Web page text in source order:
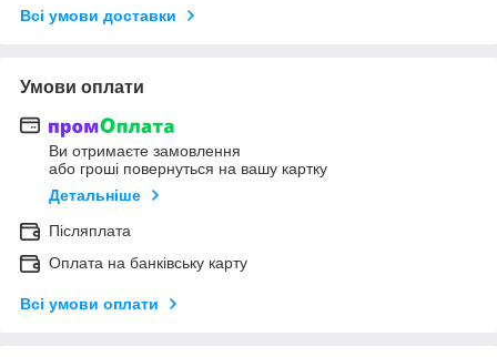
Всі умови доставки
Умови оплати
Ви отримаєте замовлення
або гроші повернуться на вашу картку
Детальніше
Післяплата
Оплата на банківську карту
Всі умови оплати